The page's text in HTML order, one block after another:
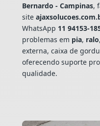
Bernardo - Campinas,
site
WhatsApp 11 94153-
problemas em pia, ralo
externa, caixa de
oferecendo suporte
qualidade.